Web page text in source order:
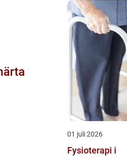
01 juli 2026
Fysioterapi i